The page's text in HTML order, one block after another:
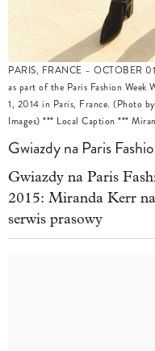
PARIS, FRANCE – OCTOBER
as part of the Paris Fashion Week
1, 2014 in Paris, France. (Photo
Images) *** Local Caption ***
Gwiazdy na Paris
Gwiazdy na Paris
2015: Miranda Kerr
serwis prasowy